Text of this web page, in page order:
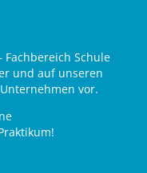
Schule
und auf unseren
vor.